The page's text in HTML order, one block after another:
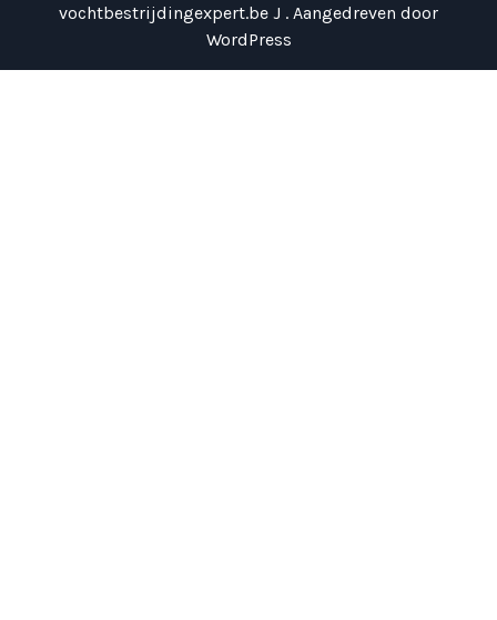
vochtbestrijdingexpert.be J . Aangedreven door
WordPress